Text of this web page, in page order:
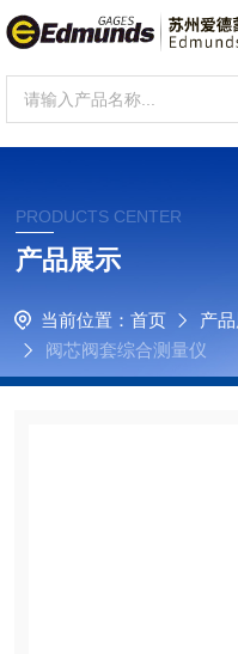
PRODUCTS CENTER
产品展示
当前位置： 首页 产
阀芯阀套综合测量仪